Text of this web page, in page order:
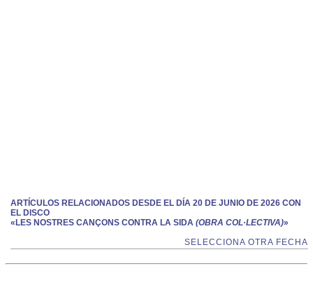
ARTÍCULOS RELACIONADOS DESDE EL DÍA 20 DE JUNIO DE 2026 CON
EL DISCO
«LES NOSTRES CANÇONS CONTRA LA SIDA (OBRA COL·LECTIVA)»
SELECCIONA OTRA FECHA